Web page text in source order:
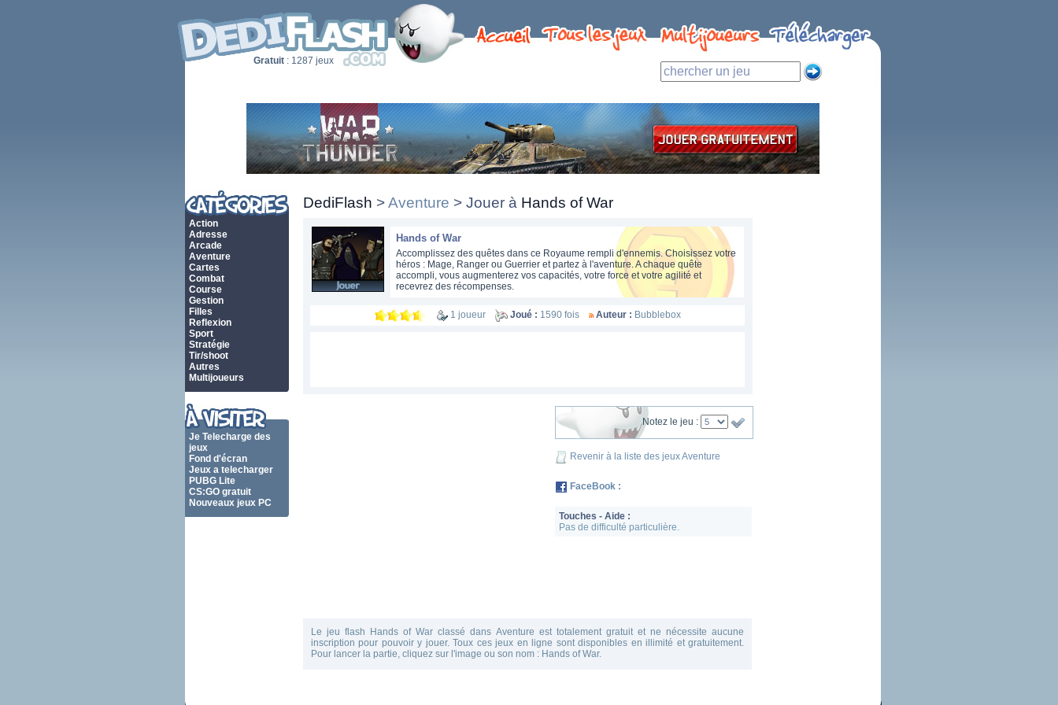
Gratuit : 1287 jeux
Action
Adresse
Arcade
Aventure
Cartes
Combat
Course
Gestion
Filles
Reflexion
Sport
Stratégie
Tir/shoot
Autres
Multijoueurs
Je Telecharge des
jeux
Fond d'écran
Jeux a telecharger
PUBG Lite
CS:GO gratuit
Nouveaux jeux PC
DediFlash >Aventure > Jouer à Hands of War
Hands of War
Accomplissez des quêtes dans ce Royaume rempli d'ennemis. Choisissez votre
héros : Mage, Ranger ou Guerrier et partez à l'aventure. A chaque quête
accompli, vous augmenterez vos capacités, votre force et votre agilité et
recevrez des récompenses.
1 joueur Joué : 1590 fois Auteur : Bubblebox
Notez le jeu :
Revenir à la liste des jeux Aventure
FaceBook :
Touches - Aide :
Pas de difficulté particulière.
Le jeu flash Hands of War classé dans Aventure est totalement gratuit et ne nécessite aucune
inscription pour pouvoir y jouer. Toux ces jeux en ligne sont disponibles en illimité et gratuitement.
Pour lancer la partie, cliquez sur l'image ou son nom : Hands of War.